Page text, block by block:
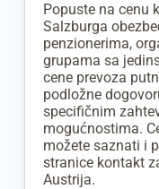
Popuste na cenu
Salzburga
penzionerima,
grupama sa
cene prevoza
podložne
specifičnim
mogućnostima.
možete saznati i
stranice kontakt
Austrija.